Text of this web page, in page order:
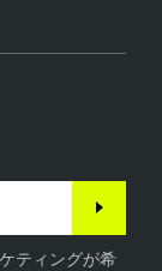
ティングが希